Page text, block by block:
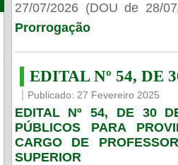
27/07/2026 (DOU de 28/
Prorrogação
EDITAL Nº 54, DE
Publicado: 27 Fevereiro 2025
EDITAL Nº 54, DE 30
PÚBLICOS PARA
CARGO DE
SUPERIOR